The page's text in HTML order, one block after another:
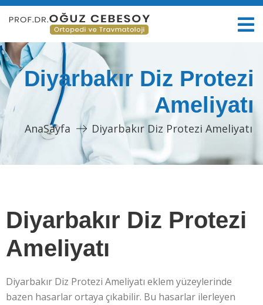
Diyarbakır Diz Protezi
Ameliyatı
AnaSayfa Diyarbakır Diz Protezi Ameliyatı
Diyarbakır Diz Protezi
Ameliyatı
Diyarbakır Diz Protezi Ameliyatı eklem yüzeylerinde
bazen hasarlar ortaya çıkabilir. Bu hasarlar ilerleyen